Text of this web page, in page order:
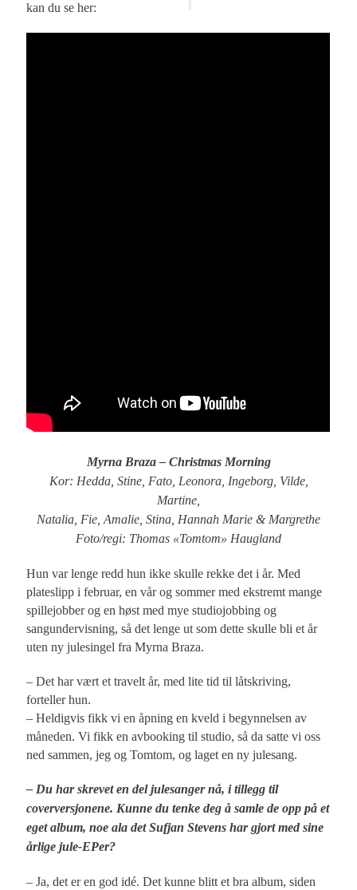
kan du se her:
Myrna Braza – Christmas Morning
Kor: Hedda, Stine, Fato, Leonora, Ingeborg, Vilde,
Martine,
Natalia, Fie, Amalie, Stina, Hannah Marie & Margrethe
Foto/regi: Thomas «Tomtom» Haugland
Hun var lenge redd hun ikke skulle rekke det i år. Med
plateslipp i februar, en vår og sommer med ekstremt mange
spillejobber og en høst med mye studiojobbing og
sangundervisning, så det lenge ut som dette skulle bli et år
uten ny julesingel fra Myrna Braza.
– Det har vært et travelt år, med lite tid til låtskriving,
forteller hun.
– Heldigvis fikk vi en åpning en kveld i begynnelsen av
måneden. Vi fikk en avbooking til studio, så da satte vi oss
ned sammen, jeg og Tomtom, og laget en ny julesang.
– Du har skrevet en del julesanger nå, i tillegg til
coverversjonene. Kunne du tenke deg å samle de opp på et
eget album, noe ala det Sufjan Stevens har gjort med sine
årlige jule-EPer?
– Ja, det er en god idé. Det kunne blitt et bra album, siden